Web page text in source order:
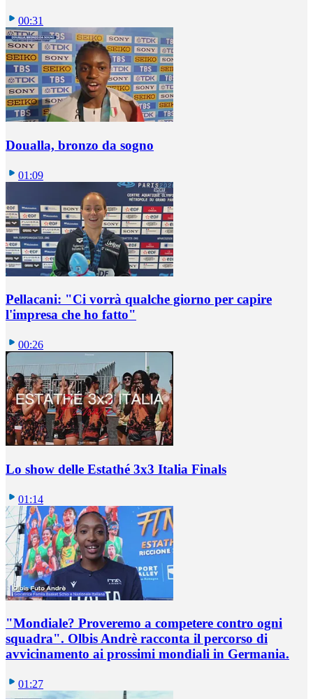
00:31
Doualla, bronzo da sogno
01:09
Pellacani: "Ci vorrà qualche giorno per capire
l'impresa che ho fatto"
00:26
Lo show delle Estathé 3x3 Italia Finals
01:14
"Mondiale? Proveremo a competere contro ogni
squadra". Olbis Andrè racconta il percorso di
avvicinamento ai prossimi mondiali in Germania.
01:27